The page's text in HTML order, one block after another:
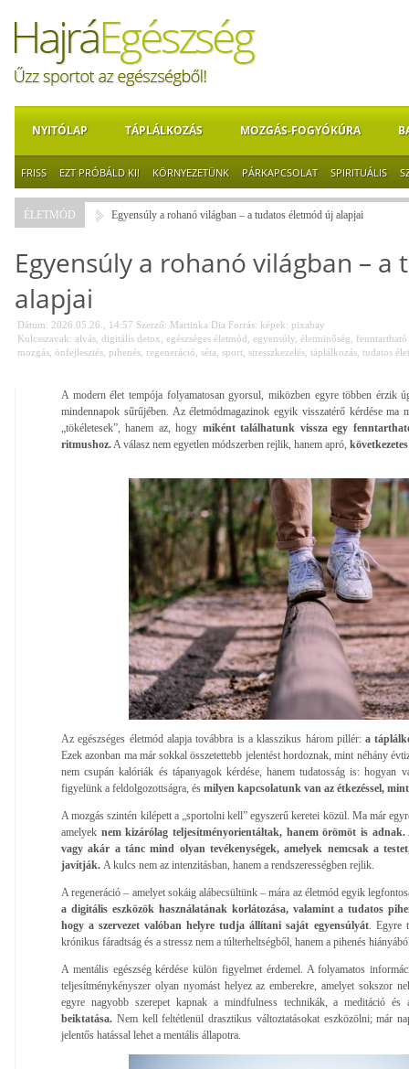
NYITÓLAP TÁPLÁLKOZÁS MOZGÁS-FOGYÓKÚRA
FRISS EZT PRÓBÁLD KI! KÖRNYEZETÜNK PÁRKAPCSOLAT SPIRITUÁLIS
ÉLETMÓD Egyensúly a rohanó világban – a tudatos életmód új alapjai
Egyensúly a rohanó világban –
alapjai
Dátum: 2026.05.26., 14:57 Szerző: Martinka Dia Forrás: képek: pixabay
Kulcsszavak: alvás digitális detox egészséges életmód egyensúly életminőség
mozgás önfejlesztés pihenés regeneráció séta sport stresszkezelés táplálkozás tudatos élet
A modern élet tempója folyamatosan gyorsul, miközben egyre többen érzik
mindennapok sűrűjében. Az életmódmagazinok egyik visszatérő kérdése
„tökéletesek”, hanem az, hogy miként találhatunk vissza egy
ritmushoz. A válasz nem egyetlen módszerben rejlik, hanem apró,
Az egészséges életmód alapja továbbra is a klasszikus három pillér:a
Ezek azonban ma már sokkal összetettebb jelentést hordoznak, mint néhány
nem csupán kalóriák és tápanyagok kérdése, hanem tudatosság is: hogyan
figyelünk a feldolgozottságra, és milyen kapcsolatunk van az étkezéssel,
A mozgás szintén kilépett a „sportolni kell” egyszerű keretei közül. Ma már
amelyek nem kizárólag teljesítményorientáltak, hanem örömöt is
vagy akár a tánc mind olyan tevékenységek, amelyek nemcsak a
javítják. A kulcs nem az intenzitásban, hanem a rendszerességben rejlik.
A regeneráció – amelyet sokáig alábecsültünk – mára az életmód egyik
a digitális eszközök használatának korlátozása, valamint a tudatos
hogy a szervezet valóban helyre tudja állítani saját egyensúlyát. Egyre
krónikus fáradtság és a stressz nem a túlterheltségből, hanem a pihenés
A mentális egészség kérdése külön figyelmet érdemel. A folyamatos
teljesítménykényszer olyan nyomást helyez az emberekre, amelyet sokszor
egyre nagyobb szerepet kapnak a mindfulness technikák, a meditáció és
beiktatása. Nem kell feltétlenül drasztikus változtatásokat eszközölni; már
jelentős hatással lehet a mentális állapotra.